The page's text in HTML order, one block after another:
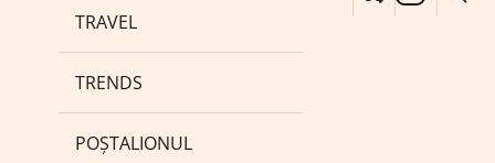
TRAVEL
TRENDS
POȘTALIONUL